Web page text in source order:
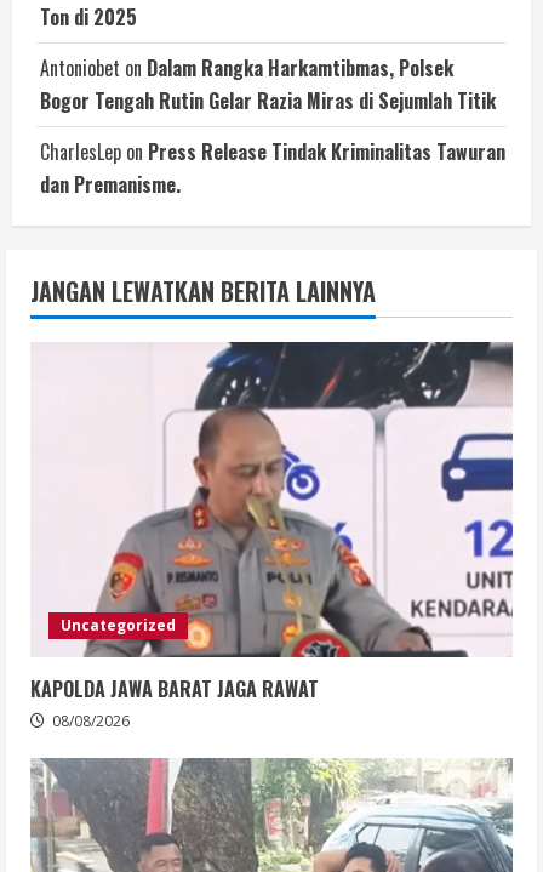
Ton di 2025
Antoniobet on Dalam Rangka Harkamtibmas, Polsek
Bogor Tengah Rutin Gelar Razia Miras di Sejumlah Titik
CharlesLep on Press Release Tindak Kriminalitas Tawuran
dan Premanisme.
JANGAN LEWATKAN BERITA LAINNYA
Uncategorized
KAPOLDA JAWA BARAT JAGA RAWAT
08/08/2026